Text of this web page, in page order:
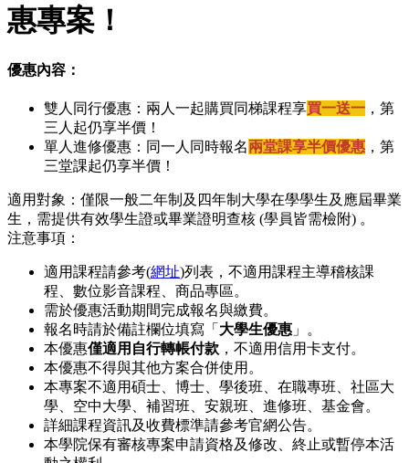
惠專案！
優惠內容：
雙人同行優惠：兩人一起購買同梯課程享買一送一 ，第
三人起仍享半價！
單人進修優惠：同一人同時報名兩堂課享半價優惠 ，第
三堂課起仍享半價！
適用對象：僅限一般二年制及四年制大學在學學生及應屆畢業
生，需提供有效學生證或畢業證明查核 (學員皆需檢附) 。
注意事項：
適用課程請參考(網址)列表，不適用課程主導稽核課
程、數位影音課程、商品專區。
需於優惠活動期間完成報名與繳費。
報名時請於備註欄位填寫「 大學生優惠 」。
本優惠僅適用自行轉帳付款 ，不適用信用卡支付。
本優惠不得與其他方案合併使用。
本專案不適用碩士、博士、學後班、在職專班、社區大
學、空中大學、補習班、安親班、進修班、基金會。
詳細課程資訊及收費標準請參考官網公告。
本學院保有審核專案申請資格及修改、終止或暫停本活